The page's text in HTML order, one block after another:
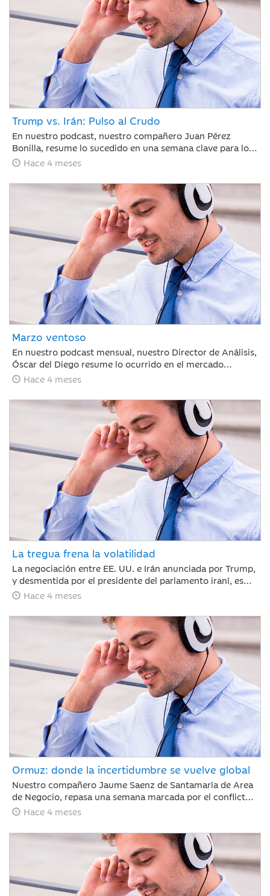
Trump vs. Irán: Pulso al Crudo
En nuestro podcast, nuestro compañero Juan Pérez
Bonilla, resume lo sucedido en una semana clave para los
mercados en la que Trump ha vuelto a retrasar el
infraestructura energética iraní para llevar al país a la
“edad de piedra” si no se reabre el estrecho de Ormuz
antes del martes por la noche.
Hace 4 meses
Marzo ventoso
En nuestro podcast mensual, nuestro Director de Análisis,
Óscar del Diego resume lo ocurrido en el mercado
financiero durante un mes, en el que el conflicto de Irán
buen año para los mercados financieros.
Hace 4 meses
La tregua frena la volatilidad
La negociación entre EE. UU. e Irán anunciada por Trump,
y desmentida por el presidente del parlamento iraní, es
suficiente para calmar a los mercados y romper la racha
Santamaría de Area de Negocio, repasa una semana que
sigue marcada por la guerra de Irán.
Hace 4 meses
Ormuz: donde la incertidumbre se vuelve global
Nuestro compañero Jaume Saenz de Santamaría de Area
de Negocio, repasa una semana marcada por el conflicto,
Irán ha permitido que algunos cargueros de crudo con
estrecho de Ormuz, aunque mantiene sus ataques con
drones a objetivos energéticos.
Hace 4 meses